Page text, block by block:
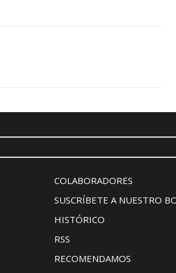
COLABORADORES
SUSCRÍBETE A NUESTRO
HISTÓRICO
RSS
RECOMENDAMOS